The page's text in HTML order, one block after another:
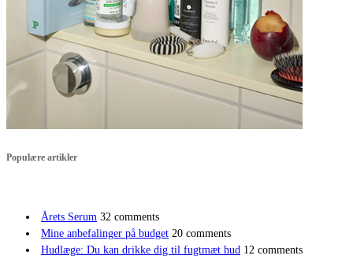
Populære artikler
Årets Serum 32 comments
Mine anbefalinger på budget 20 comments
Hudlæge: Du kan drikke dig til fugtmæt hud 12 comments